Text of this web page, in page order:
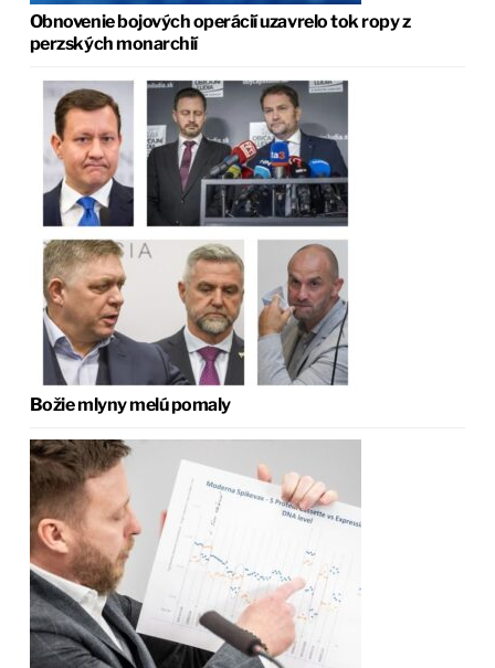
Obnovenie bojových operácií uzavrelo tok ropy z
perzských monarchií
Božie mlyny melú pomaly